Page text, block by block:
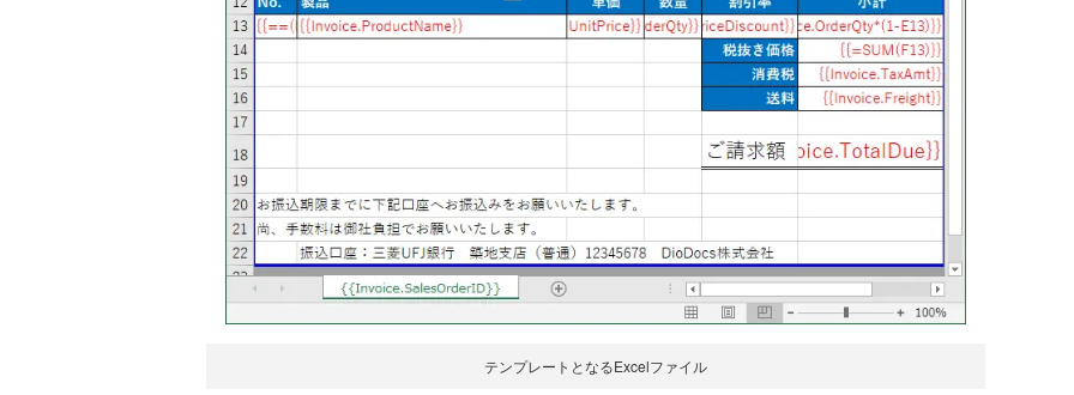
テンプレートとなるExcelファイル